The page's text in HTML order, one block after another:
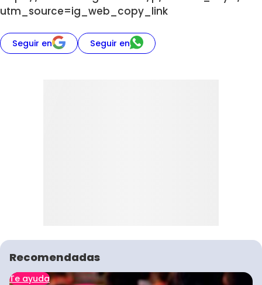
utm_source=ig_web_copy_link
Seguir en Seguir en
Recomendadas
Te ayuda